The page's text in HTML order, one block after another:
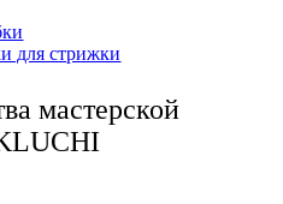
для стрижки
мастерской